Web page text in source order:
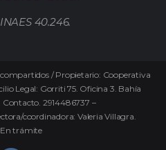
40.246.
compartidos / Propietario: Cooperativa
Legal: Gorriti 75. Oficina 3. Bahía
2914486737 –
coordinadora: Valeria Villagra.
En trámite